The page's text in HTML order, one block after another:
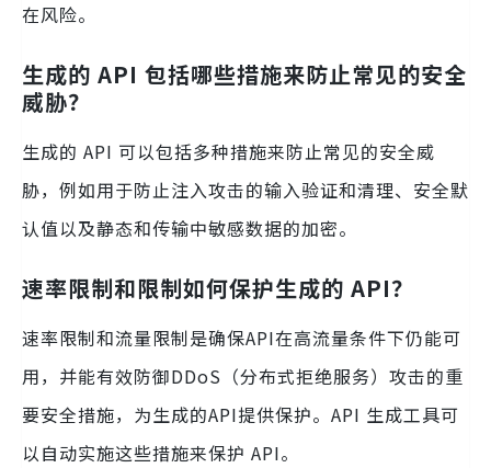
在风险。
生成的 API 包括哪些措施来防止常见的安全
威胁？
生成的 API 可以包括多种措施来防止常见的安全威
胁，例如用于防止注入攻击的输入验证和清理、安全默
认值以及静态和传输中敏感数据的加密。
速率限制和限制如何保护生成的 API？
速率限制和流量限制是确保API在高流量条件下仍能可
用，并能有效防御DDoS（分布式拒绝服务）攻击的重
要安全措施，为生成的API提供保护。API 生成工具可
以自动实施这些措施来保护 API。